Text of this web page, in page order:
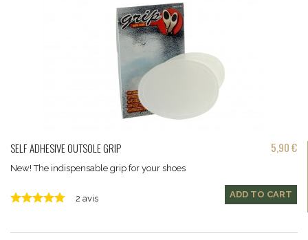
SELF ADHESIVE OUTSOLE GRIP 5,90 €
New! The indispensable grip for your shoes
2 avis ADD TO CART